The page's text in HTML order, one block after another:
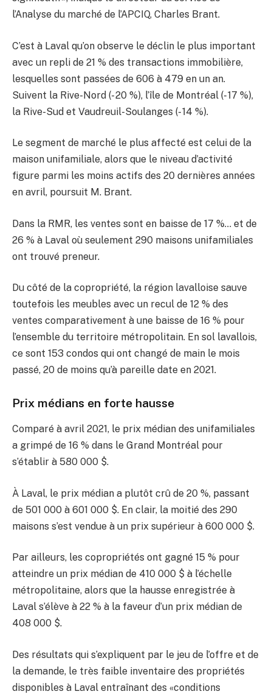
l’Analyse du marché de l’APCIQ, Charles Brant.
C’est à Laval qu’on observe le déclin le plus important
avec un repli de 21 % des transactions immobilière,
lesquelles sont passées de 606 à 479 en un an.
Suivent la Rive-Nord (- 20 %), l’île de Montréal (- 17 %),
la Rive-Sud et Vaudreuil-Soulanges (- 14 %).
Le segment de marché le plus affecté est celui de la
maison unifamiliale, alors que le niveau d’activité
figure parmi les moins actifs des 20 dernières années
en avril, poursuit M. Brant.
Dans la RMR, les ventes sont en baisse de 17 %… et de
26 % à Laval où seulement 290 maisons unifamiliales
ont trouvé preneur.
Du côté de la copropriété, la région lavalloise sauve
toutefois les meubles avec un recul de 12 % des
ventes comparativement à une baisse de 16 % pour
l’ensemble du territoire métropolitain. En sol lavallois,
ce sont 153 condos qui ont changé de main le mois
passé, 20 de moins qu’à pareille date en 2021.
Prix médians en forte hausse
Comparé à avril 2021, le prix médian des unifamiliales
a grimpé de 16 % dans le Grand Montréal pour
s’établir à 580 000 $.
À Laval, le prix médian a plutôt crû de 20 %, passant
de 501 000 à 601 000 $. En clair, la moitié des 290
maisons s’est vendue à un prix supérieur à 600 000 $.
Par ailleurs, les copropriétés ont gagné 15 % pour
atteindre un prix médian de 410 000 $ à l’échelle
métropolitaine, alors que la hausse enregistrée à
Laval s’élève à 22 % à la faveur d’un prix médian de
408 000 $.
Des résultats qui s’expliquent par le jeu de l’offre et de
la demande, le très faible inventaire des propriétés
disponibles à Laval entraînant des «conditions